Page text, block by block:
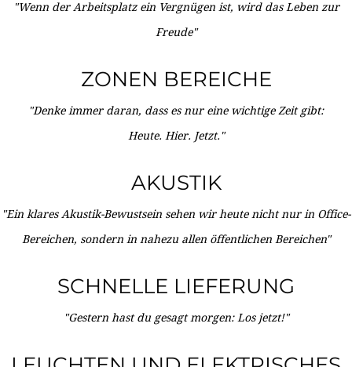
"Wenn der Arbeitsplatz ein Vergnügen ist, wird das Leben zur
Freude"
ZONEN BEREICHE
"Denke immer daran, dass es nur eine wichtige Zeit gibt:
Heute. Hier. Jetzt."
AKUSTIK
"Ein klares Akustik-Bewustsein sehen wir heute nicht nur in Office-
Bereichen, sondern in nahezu allen öffentlichen Bereichen"
SCHNELLE LIEFERUNG
"Gestern hast du gesagt morgen: Los jetzt!"